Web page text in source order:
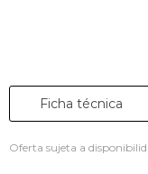
Ficha técnica
Oferta sujeta a